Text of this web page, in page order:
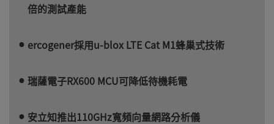
倍的測試產能
ercogener採用u-blox LTE Cat M1蜂巢式技術
瑞薩電子RX600 MCU可降低待機耗電
安立知推出110GHz寬頻向量網路分析儀